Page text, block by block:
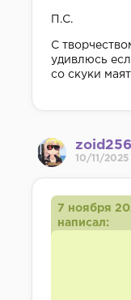
П.С.
С
удивлюсь
со скуки
zoid256
10/11/2025
7 ноября
написал: